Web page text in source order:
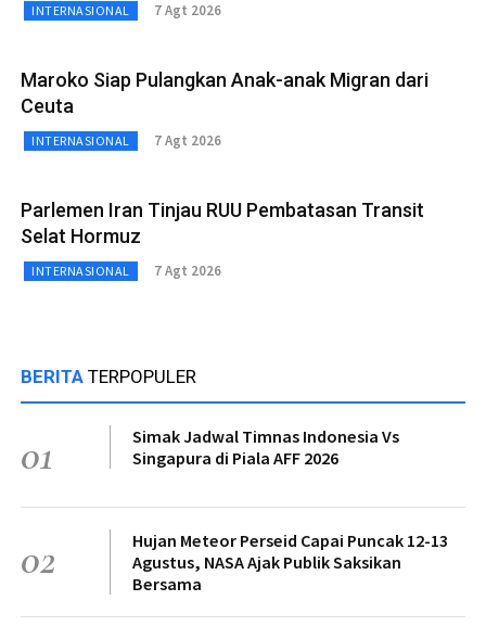
INTERNASIONAL 7 Agt 2026
Maroko Siap Pulangkan Anak-anak Migran dari
Ceuta
INTERNASIONAL 7 Agt 2026
Parlemen Iran Tinjau RUU Pembatasan Transit
Selat Hormuz
INTERNASIONAL 7 Agt 2026
BERITA TERPOPULER
01
Simak Jadwal Timnas Indonesia Vs
Singapura di Piala AFF 2026
02
Hujan Meteor Perseid Capai Puncak 12-13
Agustus, NASA Ajak Publik Saksikan
Bersama